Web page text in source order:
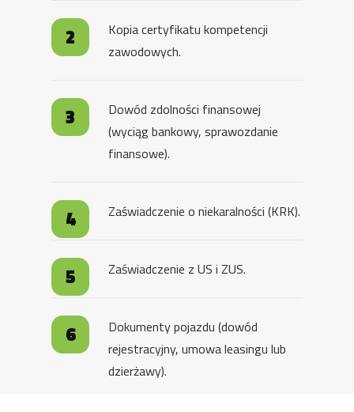
Kopia certyfikatu kompetencji
zawodowych.
Dowód zdolności finansowej
(wyciąg bankowy, sprawozdanie
finansowe).
Zaświadczenie o niekaralności (KRK).
Zaświadczenie z US i ZUS.
Dokumenty pojazdu (dowód
rejestracyjny, umowa leasingu lub
dzierżawy).